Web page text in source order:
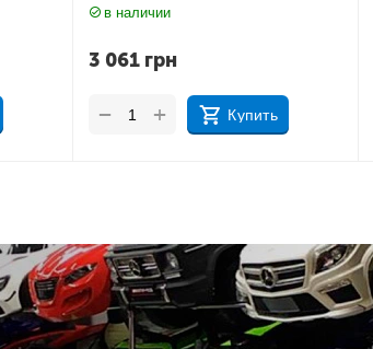
в наличии
3 061 грн
Купить
+
−